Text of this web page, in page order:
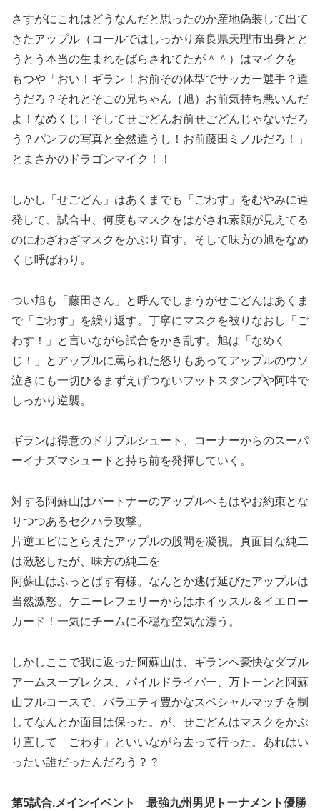
さすがにこれはどうなんだと思ったのか産地偽装して出て
きたアップル（コールではしっかり奈良県天理市出身とと
うとう本当の生まれをばらされてたが＾＾）はマイクを
もつや「おい！ギラン！お前その体型でサッカー選手？違
うだろ？それとそこの兄ちゃん（旭）お前気持ち悪いんだ
よ！なめくじ！そしてせごどんお前せごどんじゃないだろ
う？パンフの写真と全然違うし！お前藤田ミノルだろ！」
とまさかのドラゴンマイク！！
しかし「せごどん」はあくまでも「ごわす」をむやみに連
発して、試合中、何度もマスクをはがされ素顔が見えてる
のにわざわざマスクをかぶり直す。そして味方の旭をなめ
くじ呼ばわり。
つい旭も「藤田さん」と呼んでしまうがせごどんはあくま
で「ごわす」を繰り返す。丁寧にマスクを被りなおし「ご
わす！」と言いながら試合をかき乱す。旭は「なめく
じ！」とアップルに罵られた怒りもあってアップルのウソ
泣きにも一切ひるまずえげつないフットスタンプや阿吽で
しっかり逆襲。
ギランは得意のドリブルシュート、コーナーからのスーパ
ーイナズマシュートと持ち前を発揮していく。
対する阿蘇山はパートナーのアップルへもはやお約束とな
りつつあるセクハラ攻撃。
片逆エビにとらえたアップルの股間を凝視。真面目な純二
は激怒したが、味方の純二を
阿蘇山はふっとばす有様。なんとか逃げ延びたアップルは
当然激怒。ケニーレフェリーからはホイッスル＆イエロー
カード！一気にチームに不穏な空気な漂う。
しかしここで我に返った阿蘇山は、ギランへ豪快なダブル
アームスープレクス、パイルドライバー、万トーンと阿蘇
山フルコースで、バラエティ豊かなスペシャルマッチを制
してなんとか面目は保った。が、せごどんはマスクをかぶ
り直して「ごわす」といいながら去って行った。あれはい
ったい誰だったんだろう？？
第5試合.メインイベント 最強九州男児トーナメント優勝